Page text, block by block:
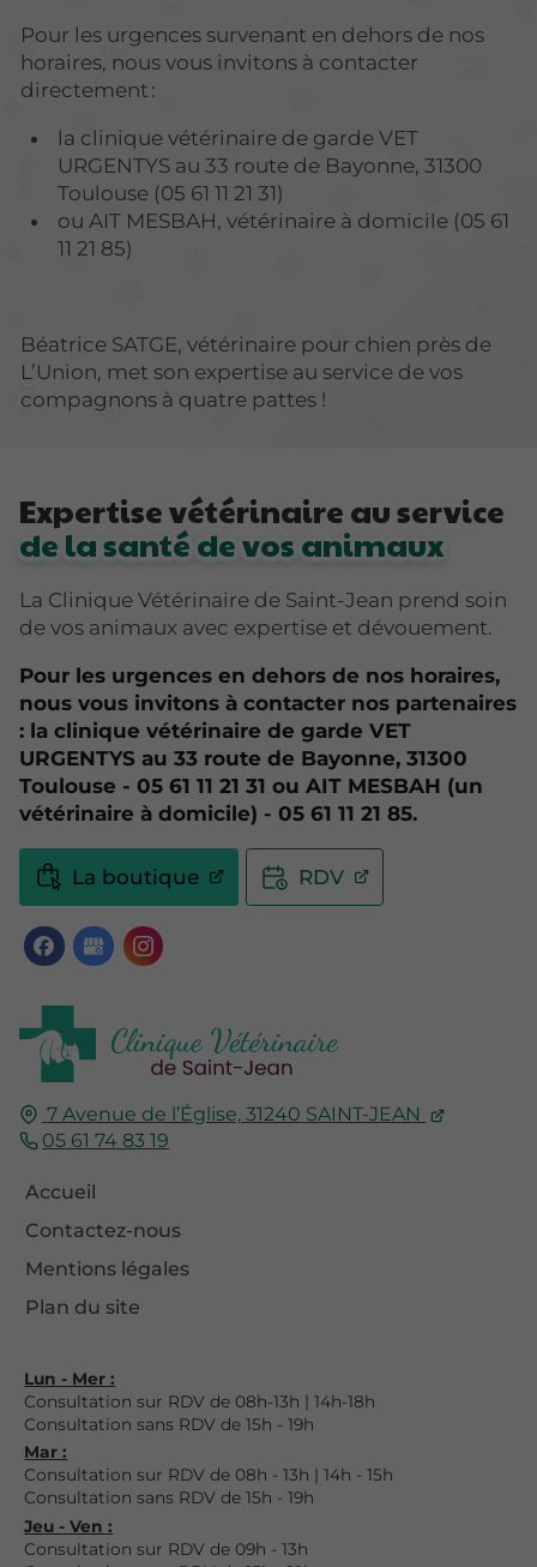
Pour les urgences survenant en dehors de nos
horaires, nous vous invitons à contacter
directement :
la clinique vétérinaire de garde VET
URGENTYS au 33 route de Bayonne, 31300
Toulouse (05 61 11 21 31)
ou AIT MESBAH, vétérinaire à domicile (05 61
11 21 85)
Béatrice SATGE, vétérinaire pour chien près de
L’Union, met son expertise au service de vos
compagnons à quatre pattes !
7 Avenue de l’Église, 31240 SAINT-JEAN
05 61 74 83 19
Accueil
Contactez-nous
Mentions légales
Plan du site
Lun - Mer :
Consultation sur RDV de 08h-13h | 14h-18h
Consultation sans RDV de 15h - 19h
Mar :
Consultation sur RDV de 08h - 13h | 14h - 15h
Consultation sans RDV de 15h - 19h
Jeu - Ven :
Consultation sur RDV de 09h - 13h
Expertise vétérinaire au service
de la santé de vos animaux
La Clinique Vétérinaire de Saint-Jean prend soin
de vos animaux avec expertise et dévouement.
Pour les urgences en dehors de nos horaires,
nous vous invitons à contacter nos partenaires
: la clinique vétérinaire de garde VET
URGENTYS au 33 route de Bayonne, 31300
Toulouse - 05 61 11 21 31 ou AIT MESBAH (un
vétérinaire à domicile) - 05 61 11 21 85.
La boutique RDV